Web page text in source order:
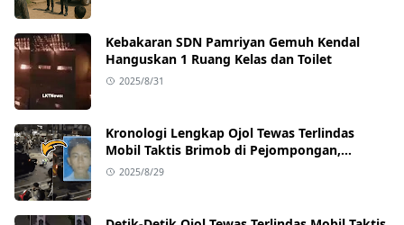
Kebakaran SDN Pamriyan Gemuh Kendal
Hanguskan 1 Ruang Kelas dan Toilet
2025/8/31
Kronologi Lengkap Ojol Tewas Terlindas
Mobil Taktis Brimob di Pejompongan,
Ternyata Sedang Antar Orderan
2025/8/29